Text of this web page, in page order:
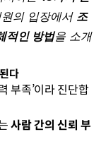
의 입장에서 조
적인 방법을 소개
다
부족’이라 진단합
사람 간의 신뢰 부